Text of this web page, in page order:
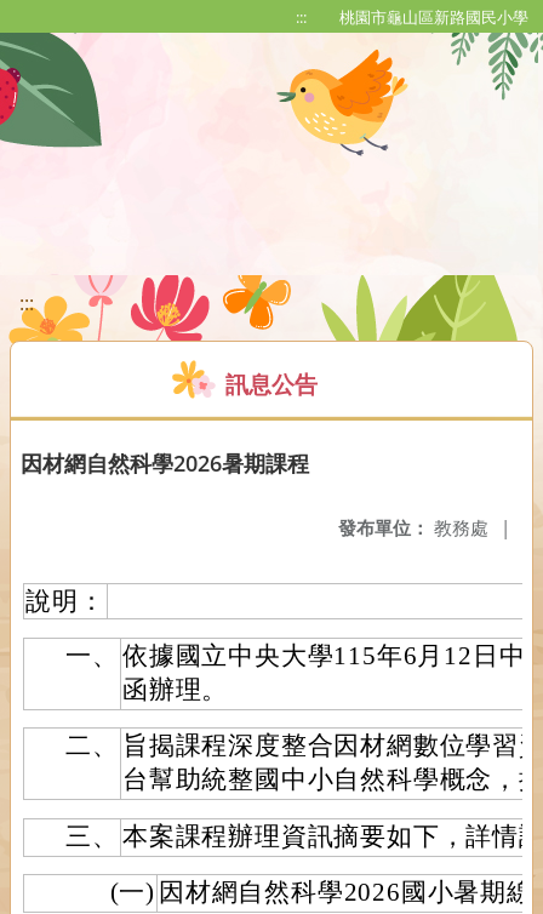
::: 桃園市龜山區新路國民小學
:::
訊息公告
因材網自然科學2026暑期課程
發布單位： 教務處 |
說明：
一、
依據國立中央大學115年6月12日中
函辦理。
二、
旨揭課程深度整合因材網數位學習
台幫助統整國中小自然科學概念，
三、
本案課程辦理資訊摘要如下，詳情
(一) 因材網自然科學2026國小暑期線